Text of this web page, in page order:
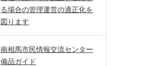
る場合の管理運営の適正化を
図ります
南相馬市民情報交流センター
備品ガイド